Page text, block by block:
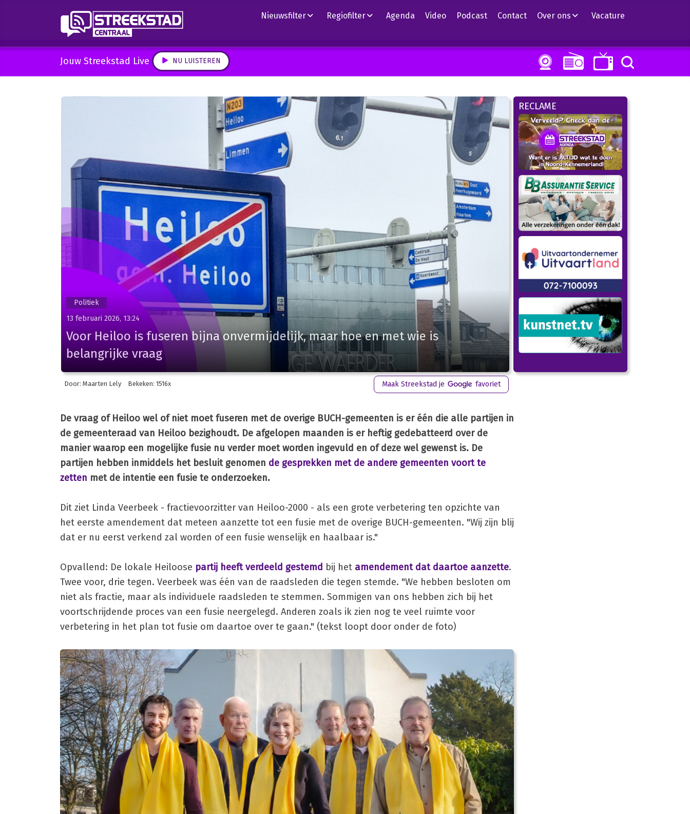
Nieuwsfilter Regiofilter Agenda Video Podcast Contact Over ons Vacature
Jouw Streekstad Live NU LUISTEREN
RECLAME
Politiek
13 februari 2026, 13:24
Voor Heiloo is fuseren bijna onvermijdelijk, maar hoe en met wie is
belangrijke vraag
Door: Maarten Lely Bekeken: 1516x Maak Streekstad je favoriet
De vraag of Heiloo wel of niet moet fuseren met de overige BUCH-gemeenten is er één die alle partijen in
de gemeenteraad van Heiloo bezighoudt. De afgelopen maanden is er heftig gedebatteerd over de
manier waarop een mogelijke fusie nu verder moet worden ingevuld en of deze wel gewenst is. De
partijen hebben inmiddels het besluit genomen de gesprekken met de andere gemeenten voort te
zetten met de intentie een fusie te onderzoeken.
Dit ziet Linda Veerbeek - fractievoorzitter van Heiloo-2000 - als een grote verbetering ten opzichte van
het eerste amendement dat meteen aanzette tot een fusie met de overige BUCH-gemeenten. "Wij zijn blij
dat er nu eerst verkend zal worden of een fusie wenselijk en haalbaar is."
Opvallend: De lokale Heiloose partij heeft verdeeld gestemd bij het amendement dat daartoe aanzette.
Twee voor, drie tegen. Veerbeek was één van de raadsleden die tegen stemde. "We hebben besloten om
niet als fractie, maar als individuele raadsleden te stemmen. Sommigen van ons hebben zich bij het
voortschrijdende proces van een fusie neergelegd. Anderen zoals ik zien nog te veel ruimte voor
verbetering in het plan tot fusie om daartoe over te gaan." (tekst loopt door onder de foto)